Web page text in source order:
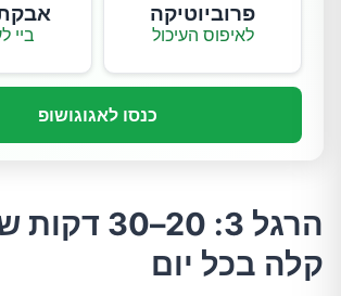
פרוביוטיקה
לאיפוס העיכול ביי
כנסו לאגוגושופ
הרגל 3:
קלה בכל יום